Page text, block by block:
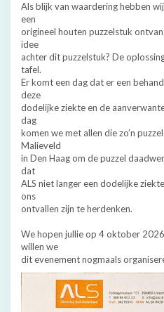
Als blijk van waardering hebben
een
origineel houten puzzelstuk
idee
achter dit puzzelstuk? De
tafel.
Er komt een dag dat er een
deze
dodelijke ziekte en de
dag
komen we met allen die zo’n
Malieveld
in Den Haag om de puzzel
dat
ALS niet langer een dodelijke
ons
ontvallen zijn te herdenken.
We hopen jullie op 4 oktober
willen we
dit evenement nogmaals